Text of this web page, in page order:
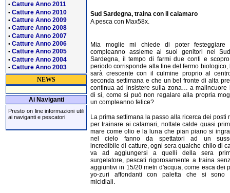
• Catture Anno 2011
• Catture Anno 2010
• Catture Anno 2009
• Catture Anno 2008
• Catture Anno 2007
• Catture Anno 2006
• Catture Anno 2005
• Catture Anno 2004
• Catture Anno 2003
NEWS
Ai Naviganti
Presto on line informazioni utili
ai naviganti e pescatori
Sud Sardegna, traina con il calamaro
A pesca con Max58x.
Mia moglie mi chiede di poter
compleanno assieme ai suoi genitori nel
Sardegna, il tempo di farmi due conti e
periodo corrisponde alla fine del fermo biologico,
sarà crescente con il culmine proprio al
seconda settimana e che un bel fronte di alta
continua ad insistere sulla zona… a malincuore
di si, come si può non regalare alla propria
un compleanno felice?
La prima settimana la passo alla ricerca dei posti
per trainare ai calamari, nottate calde quasi
mare come olio e la luna che pian piano si
nel cielo fanno da spettatori ad un
incredibile di catture, ogni sera qualche chilo di
va ad aggiungersi a quelli della sera
surgelatore, pescati rigorosamente a traina
aggiuntivi in 15/20 metri d'acqua, come esca dei
yo-zuri affondanti con paletta che si sono
micidiali.